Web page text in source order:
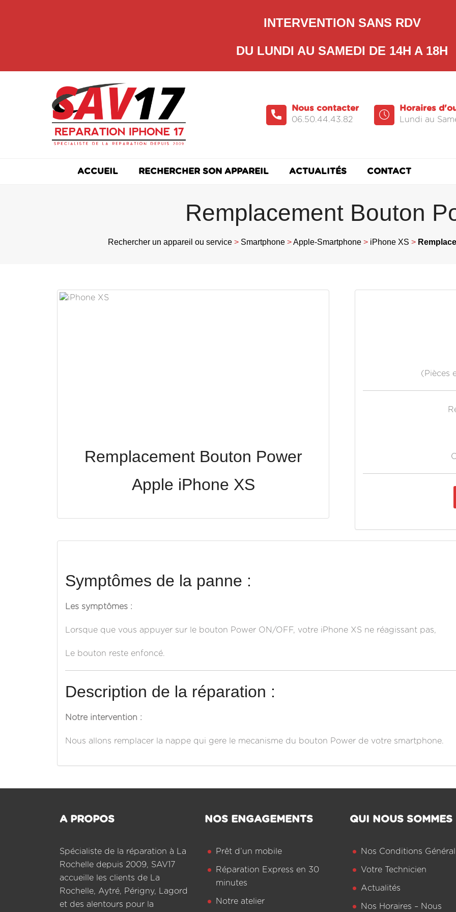
INTERVENTION SANS RDV
DU LUNDI AU SAMEDI DE 14H A 18H
Horaires
Lundi au
Nous contacter
06.50.44.43.82
ACCUEIL RECHERCHER SON APPAREIL ACTUALITÉS CONTACT
Remplacement Bouton
Rechercher un appareil ou service> Smartphone>Apple-Smartphone> iPhone XS >
Remplacement Bouton Power
Apple iPhone XS
(Pièces
Symptômes de la panne :
Les symptômes :
Lorsque que vous appuyer sur le bouton Power ON/OFF, votre iPhone XS ne réagissant pas,
Le bouton reste enfoncé.
Description de la réparation :
Notre intervention :
Nous allons remplacer la nappe qui gere le mecanisme du bouton Power de votre smartphone.
A PROPOS
Spécialiste de la réparation à La
Rochelle depuis 2009, SAV17
accueille les clients de La
Rochelle, Aytré, Périgny, Lagord
et des alentours pour la
NOS ENGAGEMENTS
Prêt d’un mobile
Réparation Express en 30
minutes
Notre atelier
QUI NOUS SOMMES
Nos Conditions
Votre Technicien
Actualités
Nos Horaires – Nous